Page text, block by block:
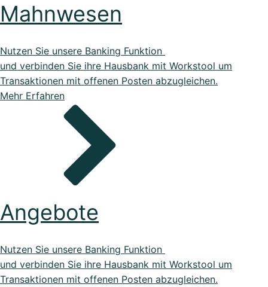
Mahnwesen
Nutzen Sie unsere Banking Funktion
und verbinden Sie ihre Hausbank mit Workstool um
Transaktionen mit offenen Posten abzugleichen.
Mehr Erfahren
Angebote
Nutzen Sie unsere Banking Funktion
und verbinden Sie ihre Hausbank mit Workstool um
Transaktionen mit offenen Posten abzugleichen.